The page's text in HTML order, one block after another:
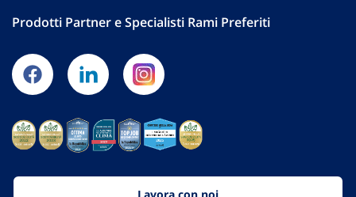
Prodotti Partner e Specialisti Rami Preferiti
Lavora con noi